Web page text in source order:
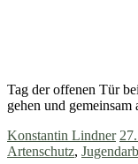
Tag der offenen Tür
gehen und
Konstantin Lindner
Artenschutz,